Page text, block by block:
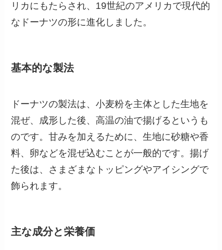
リカにもたらされ、19世紀のアメリカで現代的
なドーナツの形に進化しました。
基本的な製法
ドーナツの製法は、小麦粉を主体とした生地を
混ぜ、成形した後、高温の油で揚げるというも
のです。甘みを加えるために、生地に砂糖や香
料、卵などを混ぜ込むことが一般的です。揚げ
た後は、さまざまなトッピングやアイシングで
飾られます。
主な成分と栄養価